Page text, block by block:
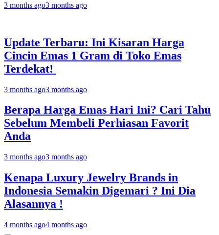
3 months ago3 months ago
Update Terbaru: Ini Kisaran Harga
Cincin Emas 1 Gram di Toko Emas
Terdekat!
3 months ago3 months ago
Berapa Harga Emas Hari Ini? Cari Tahu
Sebelum Membeli Perhiasan Favorit
Anda
3 months ago3 months ago
Kenapa Luxury Jewelry Brands in
Indonesia Semakin Digemari ? Ini Dia
Alasannya !
4 months ago4 months ago